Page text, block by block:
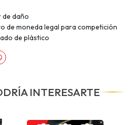
de daño
de moneda legal para competición
de plástico
INTERESARTE